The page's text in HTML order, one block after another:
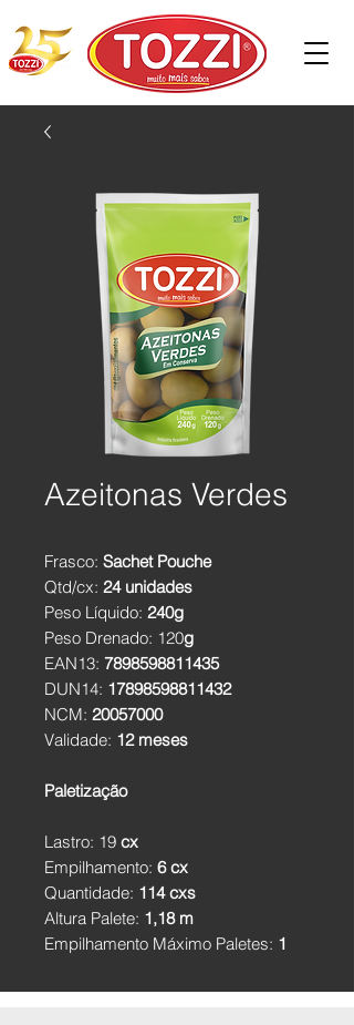
Azeitonas Verdes
Frasco: Sachet Pouche
Qtd/cx: 24 unidades
Peso Líquido: 240g
Peso Drenado: 120g
EAN13: 7898598811435
DUN14: 17898598811432
NCM: 20057000
Validade: 12 meses
Paletização
Lastro: 19 cx
Empilhamento: 6 cx
Quantidade: 114 cxs
Altura Palete: 1,18 m
Empilhamento Máximo Paletes: 1